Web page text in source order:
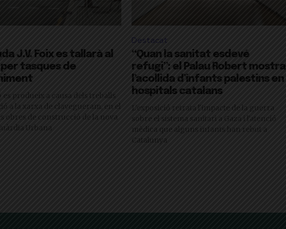
J.V. Foix es tallarà al
tasques de
es produeix a causa dels treballs
a la xarxa de clavegueram, en el
obres de construcció de la nova
Urbana
Destacat
“Quan la sanitat esdevé
refugi”: el Palau Robert mostra
l’acollida d’infants palestins en
hospitals catalans
L'exposició retrata l'impacte de la guerra
sobre el sistema sanitari a Gaza i l'atenció
mèdica que alguns infants han rebut a
Catalunya